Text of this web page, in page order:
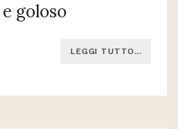
goloso
LEGGI TUTTO...